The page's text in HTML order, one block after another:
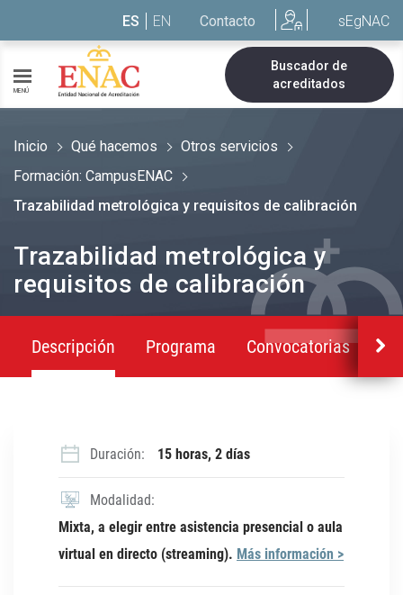
ES EN Contacto sEgNAC
MENÚ
Buscador de
acreditados
Inicio Qué hacemos
Otros servicios
Formación: CampusENAC
Trazabilidad metrológica y requisitos de calibración
Trazabilidad metrológica y
requisitos de calibración
Descripción Programa Convocatorias
Duración: 15 horas, 2 días
Modalidad:
Mixta, a elegir entre asistencia presencial o aula
virtual en directo (streaming). Más información >